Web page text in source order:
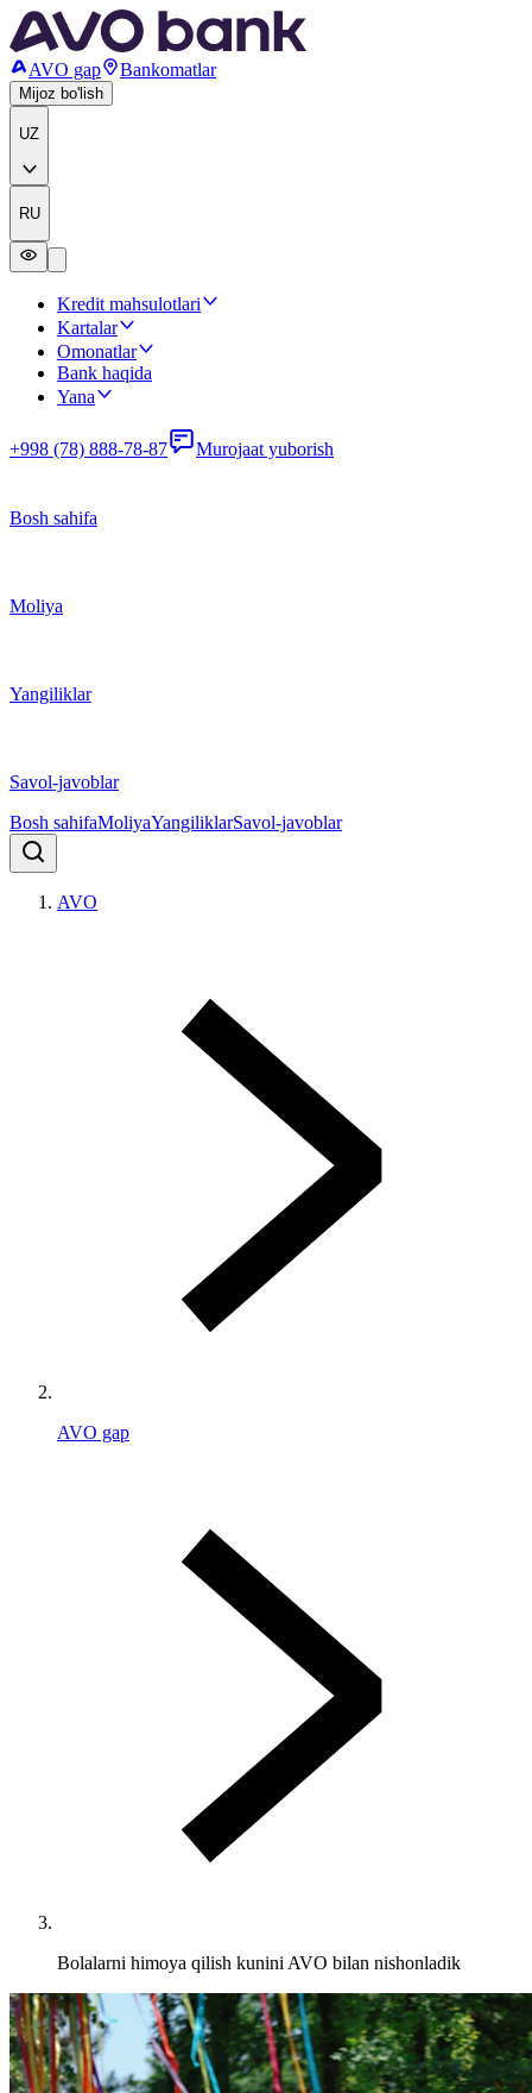
AVO gap Bankomatlar
Mijoz bo'lish
UZ
RU
Kredit mahsulotlari
Kartalar
Omonatlar
Bank haqida
Yana
+998 (78) 888-78-87 Murojaat yuborish
Bosh sahifa
Moliya
Yangiliklar
Savol-javoblar
Bosh sahifaMoliyaYangiliklarSavol-javoblar
AVO
AVO gap
Bolalarni himoya qilish kunini AVO bilan nishonladik